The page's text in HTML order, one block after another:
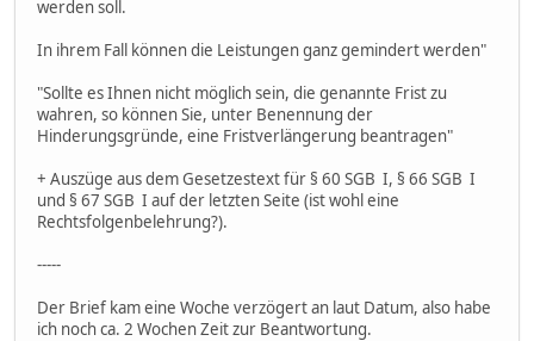
werden soll.
In ihrem Fall können die Leistungen ganz gemindert werden"
"Sollte es Ihnen nicht möglich sein, die genannte Frist zu
wahren, so können Sie, unter Benennung der
Hinderungsgründe, eine Fristverlängerung beantragen"
+ Auszüge aus dem Gesetzestext für § 60 SGB I, § 66 SGB I
und § 67 SGB I auf der letzten Seite (ist wohl eine
Rechtsfolgenbelehrung?).
-----
Der Brief kam eine Woche verzögert an laut Datum, also habe
ich noch ca. 2 Wochen Zeit zur Beantwortung.